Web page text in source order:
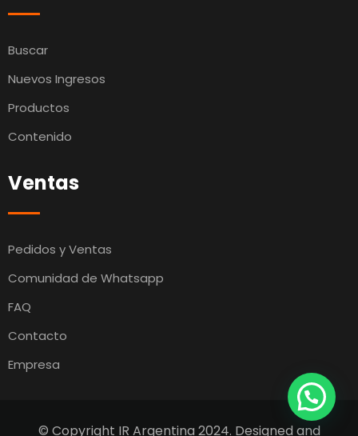
Buscar
Nuevos Ingresos
Productos
Contenido
Ventas
Pedidos y Ventas
Comunidad de Whatsapp
FAQ
Contacto
Empresa
© Copyright IR Argentina 2024. Designed and